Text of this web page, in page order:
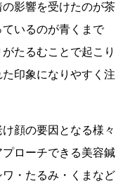
影響を受けたのが茶
いるのが青くまで
たるむことで起こり
印象になりやすく注
顔の要因となる様々
ローチできる美容鍼
・たるみ・くまなど